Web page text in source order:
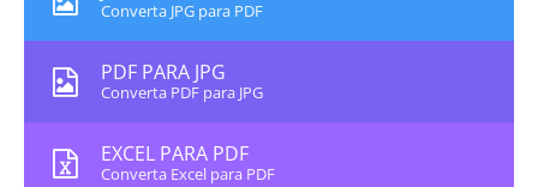
Converta JPG para PDF
PDF PARA JPG
Converta PDF para JPG
EXCEL PARA PDF
Converta Excel para PDF